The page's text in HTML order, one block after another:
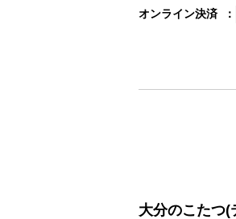
オンライン決済 ：
大分のこたつ(